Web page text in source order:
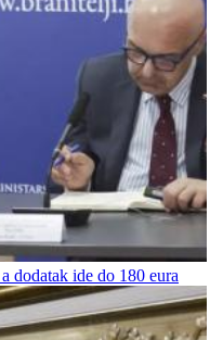
dodatak ide do 180 eura